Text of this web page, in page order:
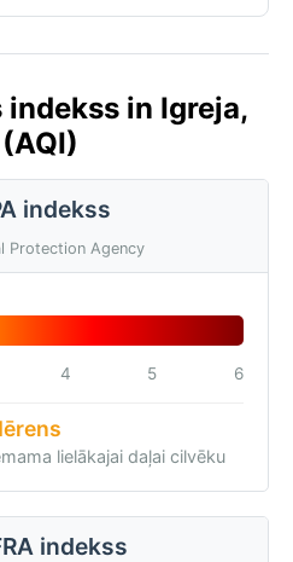
in Igreja,
indekss
Protection Agency
4 5 6
lielākajai daļai cilvēku
indekss